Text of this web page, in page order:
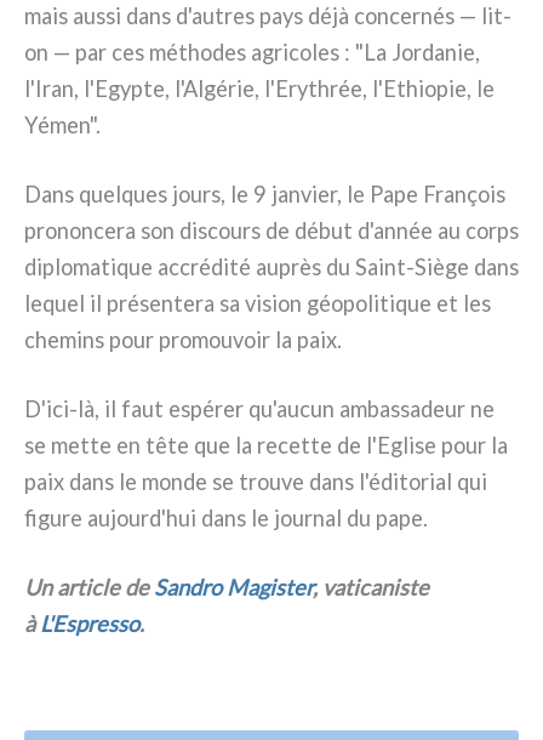
mais aus­si dans d'autres pays déjà con­cer­nés — lit-
on — par ces métho­des agri­co­les : "La Jordanie,
l'Iran, l'Egypte, l'Algérie, l'Erythrée, l'Ethiopie, le
Yémen".
Dans quel­ques jours, le 9 jan­vier, le Pape François
pro­non­ce­ra son discours de début d'année au corps
diplo­ma­ti­que accré­di­té auprès du Saint-Siège dans
lequel il pré­sen­te­ra sa vision géo­po­li­ti­que et les
che­mins pour pro­mou­voir la paix.
D'ici-là, il faut espé­rer qu'aucun ambas­sa­deur ne
se met­te en tête que la recet­te de l'Eglise pour la
paix dans le mon­de se trou­ve dans l'éditorial qui
figu­re aujourd'hui dans le jour­nal du pape.
Un arti­cle deSandro Magister, vati­ca­ni­ste
àL'Espresso.